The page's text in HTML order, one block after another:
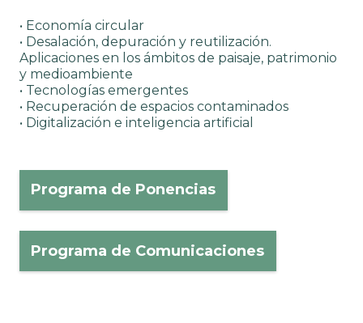
• Economía circular
• Desalación, depuración y reutilización.
Aplicaciones en los ámbitos de paisaje, patrimonio
y medioambiente
• Tecnologías emergentes
• Recuperación de espacios contaminados
• Digitalización e inteligencia artificial
Programa de Ponencias
Programa de Comunicaciones